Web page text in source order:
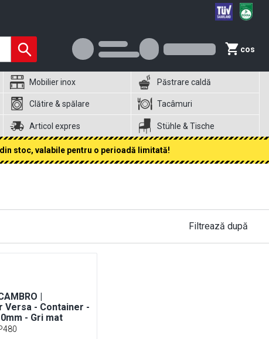
cos
Mobilier inox Păstrare caldă
Clătire & spălare Tacâmuri
Articol expres Stühle & Tische
stoc, valabile pentru o perioadă limitată!
Filtrează după
|
Versa - Container -
- Gri mat